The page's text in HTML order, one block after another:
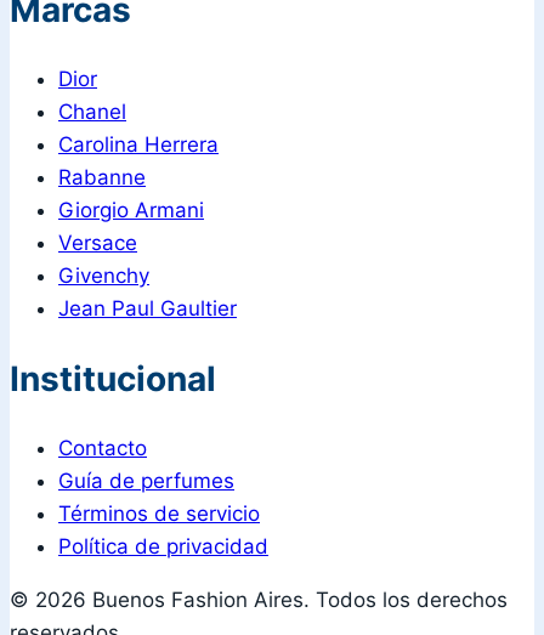
Marcas
Dior
Chanel
Carolina Herrera
Rabanne
Giorgio Armani
Versace
Givenchy
Jean Paul Gaultier
Institucional
Contacto
Guía de perfumes
Términos de servicio
Política de privacidad
© 2026 Buenos Fashion Aires. Todos los derechos